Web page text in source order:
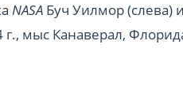
NASA Буч Уилмор (слева)
г., мыс Канаверал,